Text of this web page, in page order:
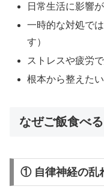
日常生活に影響
一時的な対処で
す）
ストレスや疲労
根本から整えた
なぜご飯食べ
① 自律神経の乱